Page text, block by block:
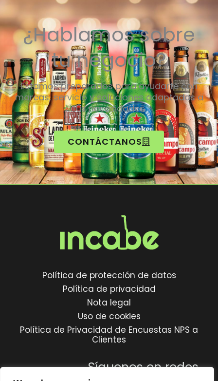
¿Hablamos sobre
tu negocio?
Estamos preparados para ayudarte con
marcas, servicio y soluciones adaptadas a
tus necesidades.
CONTÁCTANOS
Política de protección de datos
Política de privacidad
Nota legal
Uso de cookies
Política de Privacidad de Encuestas NPS a
Clientes
Síguenos en redes